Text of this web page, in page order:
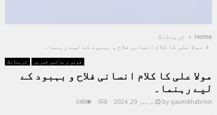
Home
ٹرینڈنگ
مولا علی کا کلام انسانی فلاح و بہبود کے لیے رہنما۔
ٹرینڈنگ قومی و عالمی خبریں
مولا علی کا کلام انسانی فلاح و بہبود کے
لیے رہنما۔
by qaumikhabrein نومبر 29, 2024 0
348